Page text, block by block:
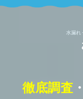
水漏れ
徹底調査 ・